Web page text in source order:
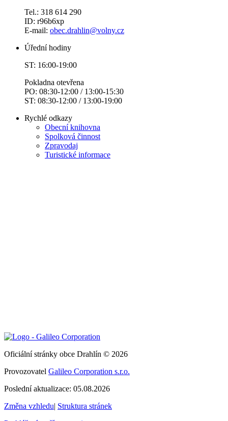
Tel.: 318 614 290
ID: r96b6xp
E-mail: obec.drahlin@volny.cz
Úřední hodiny
ST: 16:00-19:00
Pokladna otevřena
PO: 08:30-12:00 / 13:00-15:30
ST: 08:30-12:00 / 13:00-19:00
Rychlé odkazy
Obecní knihovna
Spolková činnost
Zpravodaj
Turistické informace
Oficiální stránky obce Drahlín © 2026
Provozovatel Galileo Corporation s.r.o.
Poslední aktualizace: 05.08.2026
Změna vzhledu| Struktura stránek